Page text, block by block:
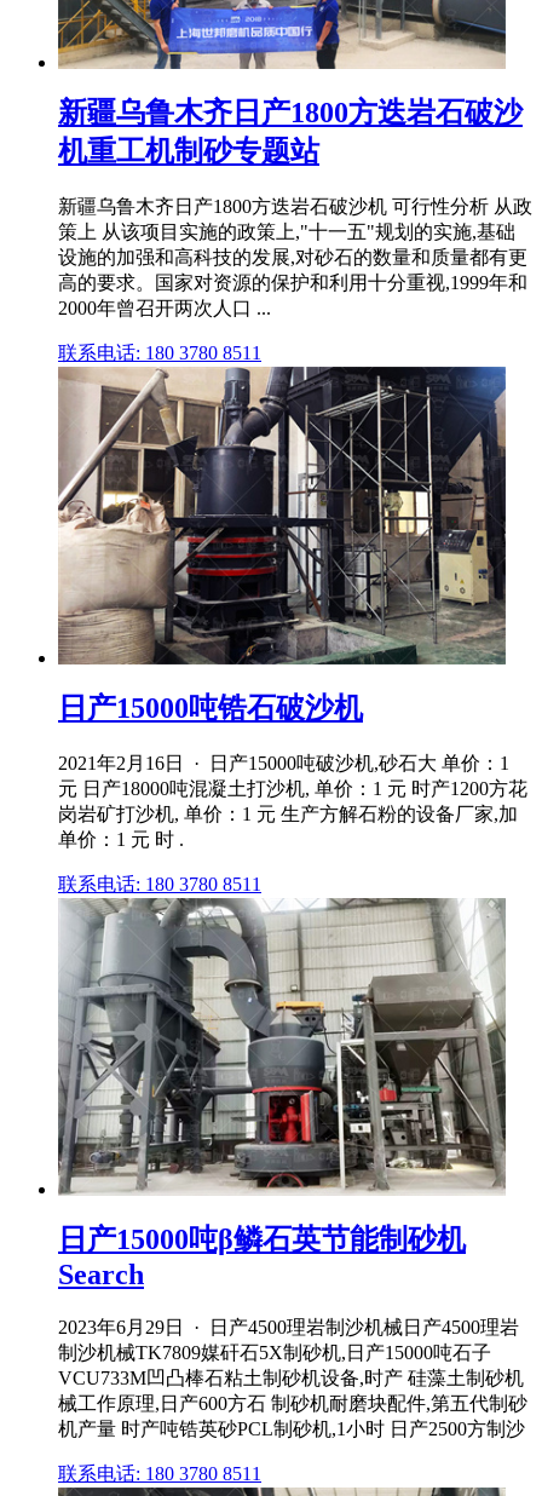
新疆乌鲁木齐日产1800方迭岩石破沙
机重工机制砂专题站
新疆乌鲁木齐日产1800方迭岩石破沙机 可行性分析 从政
策上 从该项目实施的政策上,"十一五"规划的实施,基础
设施的加强和高科技的发展,对砂石的数量和质量都有更
高的要求。国家对资源的保护和利用十分重视,1999年和
2000年曾召开两次人口 ...
联系电话: 180 3780 8511
日产15000吨锆石破沙机
2021年2月16日 · 日产15000吨破沙机,砂石大 单价：1
元 日产18000吨混凝土打沙机, 单价：1 元 时产1200方花
岗岩矿打沙机, 单价：1 元 生产方解石粉的设备厂家,加
单价：1 元 时 .
联系电话: 180 3780 8511
日产15000吨β鳞石英节能制砂机
Search
2023年6月29日 · 日产4500理岩制沙机械日产4500理岩
制沙机械TK7809媒矸石5X制砂机,日产15000吨石子
VCU733M凹凸棒石粘土制砂机设备,时产 硅藻土制砂机
械工作原理,日产600方石 制砂机耐磨块配件,第五代制砂
机产量 时产吨锆英砂PCL制砂机,1小时 日产2500方制沙
联系电话: 180 3780 8511